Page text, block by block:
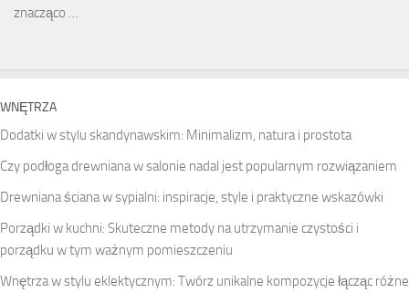
znacząco …
WNĘTRZA
Dodatki w stylu skandynawskim: Minimalizm, natura i prostota
Czy podłoga drewniana w salonie nadal jest popularnym rozwiązaniem
Drewniana ściana w sypialni: inspiracje, style i praktyczne wskazówki
Porządki w kuchni: Skuteczne metody na utrzymanie czystości i
porządku w tym ważnym pomieszczeniu
Wnętrza w stylu eklektycznym: Twórz unikalne kompozycje łącząc różne